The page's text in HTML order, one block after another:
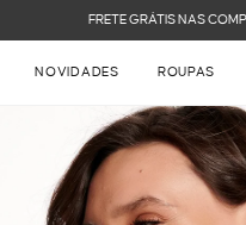
FRETE GRÁTIS NAS
NOVIDADES ROUPAS